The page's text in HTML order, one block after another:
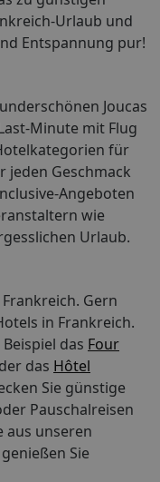
zu
Vorteile: Bitte
internationalem
Abflughäfen in
kostenfrei
gilt nicht bei:
Buchung einer
Leistungen (z.B.
einem separat
Reise mit ltur (hier
dazu
Abflughäfen zu
ausländischen
Strecke bis
TUI
deutschen
der Grenze
einer Paketreise
bereits
eine Kooperation
Urlaub und
Entspannung pur!
Joucas
Minute mit Flug
für
jeden Geschmack
Angeboten
wie
Urlaub.
Gern
in Frankreich.
das Four
das Hôtel
Sie günstige
Pauschalreisen
aus unseren
Sie